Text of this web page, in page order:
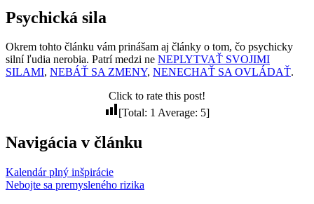
Psychická sila
Okrem tohto článku vám prinášam aj články o tom, čo psychicky
silní ľudia nerobia. Patrí medzi ne NEPLYTVAŤ SVOJIMI
SILAMI, NEBÁŤ SA ZMENY, NENECHAŤ SA OVLÁDAŤ.
Click to rate this post!
[Total: 1 Average: 5]
Navigácia v článku
Kalendár plný inšpirácie
Nebojte sa premysleného rizika